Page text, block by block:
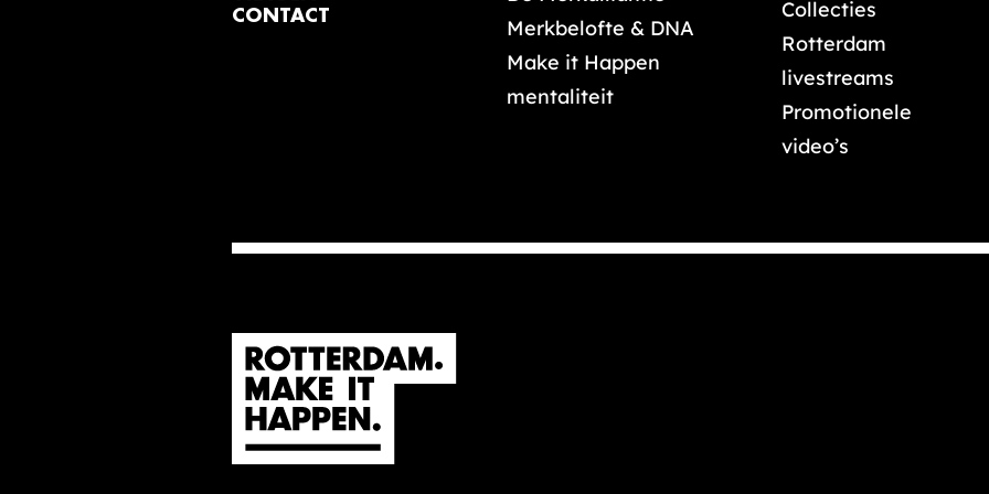
CONTACT
Merkbelofte & DNA
Make it Happen
mentaliteit
Collecties
Rotterdam
livestreams
Promotionele
video’s